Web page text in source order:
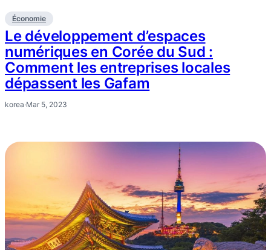
Économie
Le développement d’espaces
numériques en Corée du Sud :
Comment les entreprises locales
dépassent les Gafam
korea·Mar 5, 2023